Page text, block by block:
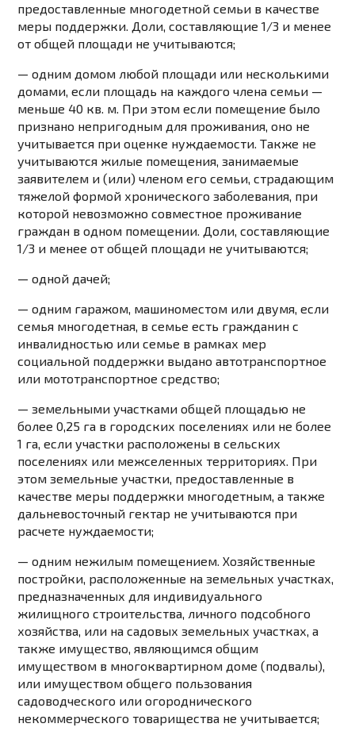
предоставленные многодетной семьи в качестве
меры поддержки. Доли, составляющие 1/3 и менее
от общей площади не учитываются;
— одним домом любой площади или несколькими
домами, если площадь на каждого члена семьи —
меньше 40 кв. м. При этом если помещение было
признано непригодным для проживания, оно не
учитывается при оценке нуждаемости. Также не
учитываются жилые помещения, занимаемые
заявителем и (или) членом его семьи, страдающим
тяжелой формой хронического заболевания, при
которой невозможно совместное проживание
граждан в одном помещении. Доли, составляющие
1/3 и менее от общей площади не учитываются;
— одной дачей;
— одним гаражом, машиноместом или двумя, если
семья многодетная, в семье есть гражданин с
инвалидностью или семье в рамках мер
социальной поддержки выдано автотранспортное
или мототранспортное средство;
— земельными участками общей площадью не
более 0,25 га в городских поселениях или не более
1 га, если участки расположены в сельских
поселениях или межселенных территориях. При
этом земельные участки, предоставленные в
качестве меры поддержки многодетным, а также
дальневосточный гектар не учитываются при
расчете нуждаемости;
— одним нежилым помещением. Хозяйственные
постройки, расположенные на земельных участках,
предназначенных для индивидуального
жилищного строительства, личного подсобного
хозяйства, или на садовых земельных участках, а
также имущество, являющимся общим
имуществом в многоквартирном доме (подвалы),
или имуществом общего пользования
садоводческого или огороднического
некоммерческого товарищества не учитывается;